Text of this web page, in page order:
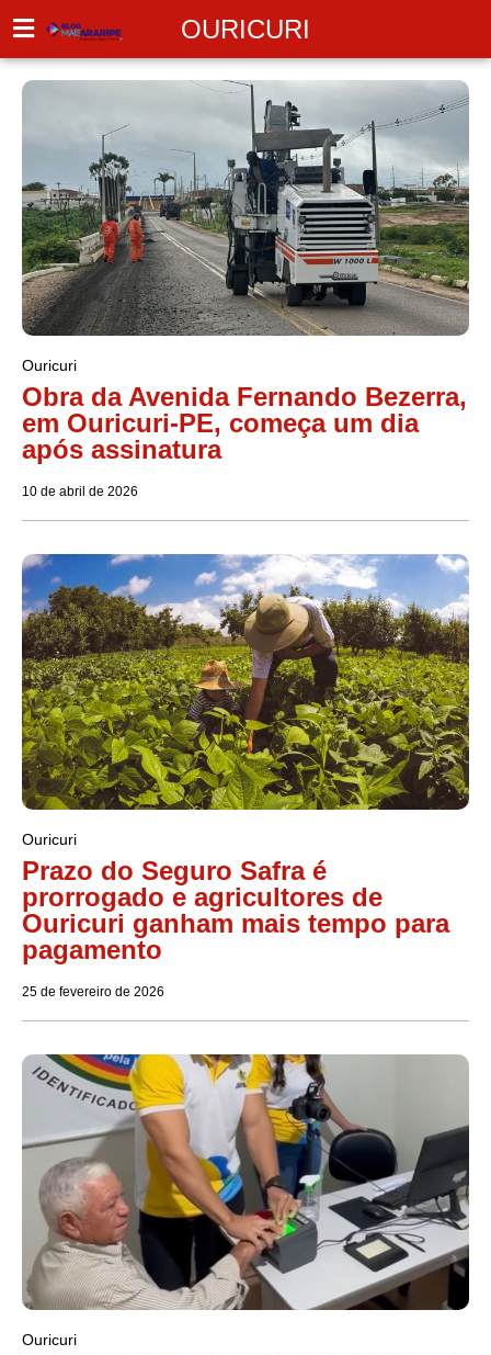
OURICURI
Ouricuri
Obra da Avenida Fernando Bezerra,
em Ouricuri-PE, começa um dia
após assinatura
10 de abril de 2026
Ouricuri
Prazo do Seguro Safra é
prorrogado e agricultores de
Ouricuri ganham mais tempo para
pagamento
25 de fevereiro de 2026
Ouricuri